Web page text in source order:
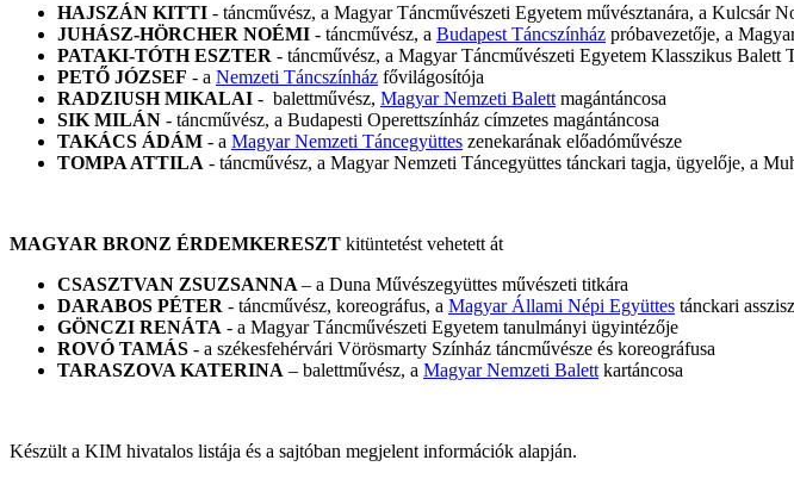
HAJSZÁN KITTI - táncművész, a Magyar Táncművészeti Egyetem művésztanára, a Kulcsár
JUHÁSZ-HÖRCHER NOÉMI - táncművész, a Budapest Táncszínház próbavezetője, a
PATAKI-TÓTH ESZTER - táncművész, a Magyar Táncművészeti Egyetem Klasszikus Balett
PETŐ JÓZSEF - a Nemzeti Táncszínház fővilágosítója
RADZIUSH MIKALAI - balettművész, Magyar Nemzeti Balett magántáncosa
SIK MILÁN - táncművész, a Budapesti Operettszínház címzetes magántáncosa
TAKÁCS ÁDÁM - a Magyar Nemzeti Táncegyüttes zenekarának előadóművésze
TOMPA ATTILA - táncművész, a Magyar Nemzeti Táncegyüttes tánckari tagja, ügyelője, a
MAGYAR BRONZ ÉRDEMKERESZT kitüntetést vehetett át
CSASZTVAN ZSUZSANNA – a Duna Művészegyüttes művészeti titkára
DARABOS PÉTER - táncművész, koreográfus, a Magyar Állami Népi Együttes tánckari
GÖNCZI RENÁTA - a Magyar Táncművészeti Egyetem tanulmányi ügyintézője
ROVÓ TAMÁS - a székesfehérvári Vörösmarty Színház táncművésze és koreográfusa
TARASZOVA KATERINA – balettművész, a Magyar Nemzeti Balett kartáncosa
Készült a KIM hivatalos listája és a sajtóban megjelent információk alapján.